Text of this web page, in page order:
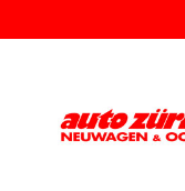
Thema Auto vorhanden ist. Sehr
zudem, dass
durchgeführt
länger Ruhe
hat den positiven
freuen uns sehr
bedanken uns
Herrn
den guten